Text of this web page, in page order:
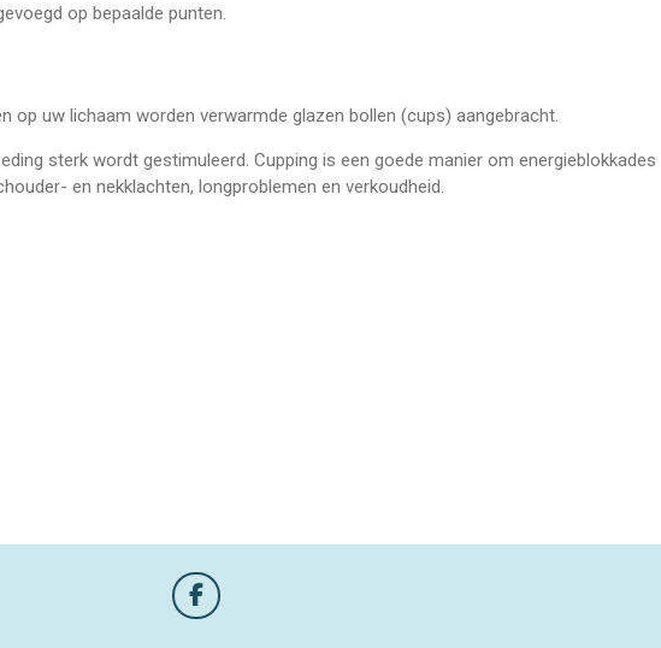
op bepaalde punten.
op uw lichaam worden verwarmde glazen bollen (cups) aangebracht.
sterk wordt gestimuleerd. Cupping is een goede manier
en nekklachten, longproblemen en verkoudheid.
F